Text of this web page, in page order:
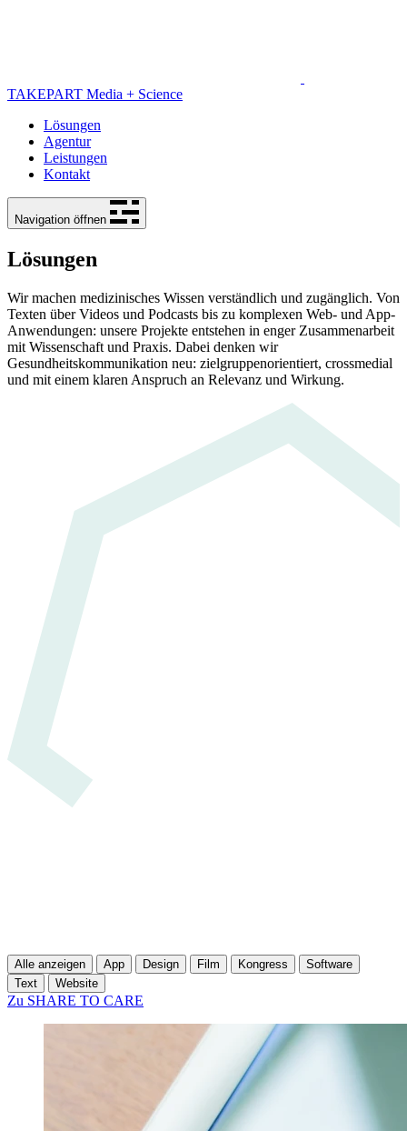
TAKEPART Media + Science
Lösungen
Agentur
Leistungen
Kontakt
Navigation öffnen
Lösungen
Wir machen medizinisches Wissen verständlich und zugänglich. Von
Texten über Videos und Podcasts bis zu komplexen Web- und App-
Anwendungen: unsere Projekte entstehen in enger Zusammenarbeit
mit Wissenschaft und Praxis. Dabei denken wir
Gesundheitskommunikation neu: zielgruppenorientiert, crossmedial
und mit einem klaren Anspruch an Relevanz und Wirkung.
Alle anzeigen App Design Film Kongress
Software
Text
Website
Zu SHARE TO CARE